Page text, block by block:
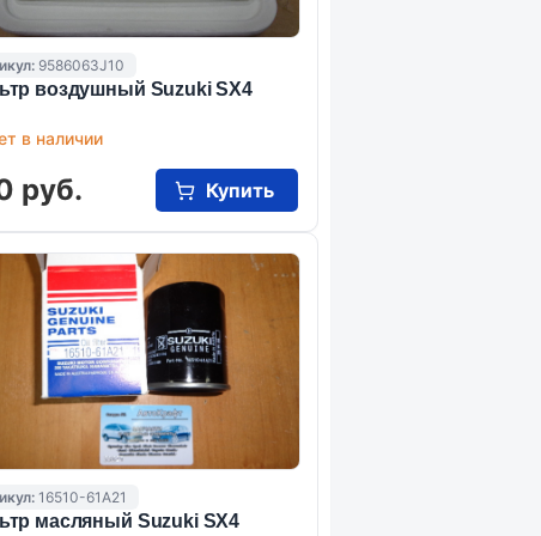
9586063J10
воздушный Suzuki SX4
в наличии
руб. Купить
16510-61A21
масляный Suzuki SX4